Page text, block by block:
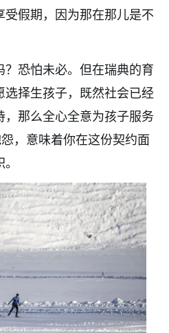
假期，因为那在那儿是不
恐怕未必。但在瑞典的育
选择生孩子，既然社会已经
那么全心全意为孩子服务
，意味着你在这份契约面